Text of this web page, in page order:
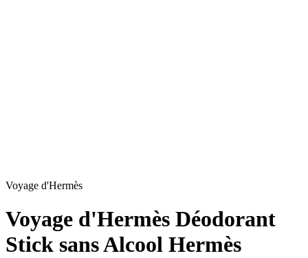
Voyage d'Hermès
Voyage d'Hermès Déodorant
Stick sans Alcool Hermès